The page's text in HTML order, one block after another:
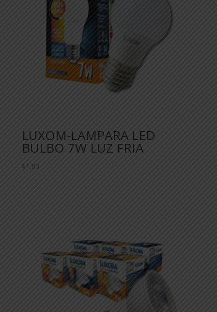
LUXOM-LAMPARA LED
BULBO 7W LUZ FRIA
$1,00